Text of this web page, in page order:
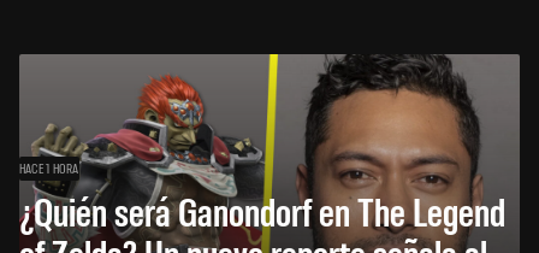
HACE 1 HORA
¿Quién será Ganondorf en The Legend